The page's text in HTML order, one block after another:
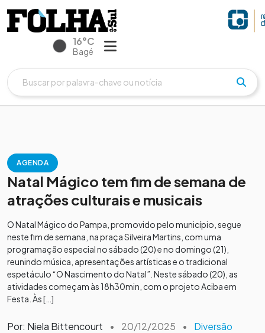
16°C
Bagé
AGENDA
Natal Mágico tem fim de semana de
atrações culturais e musicais
O Natal Mágico do Pampa, promovido pelo município, segue
neste fim de semana, na praça Silveira Martins, com uma
programação especial no sábado (20) e no domingo (21),
reunindo música, apresentações artísticas e o tradicional
espetáculo “O Nascimento do Natal”. Neste sábado (20), as
atividades começam às 18h30min, com o projeto Aciba em
Festa. Às […]
Por: Niela Bittencourt • 20/12/2025 • Diversão